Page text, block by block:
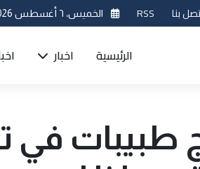
بنا RSS الخميس، ٦ أغسطس 2026
الرئيسية اخبار
طبيبات